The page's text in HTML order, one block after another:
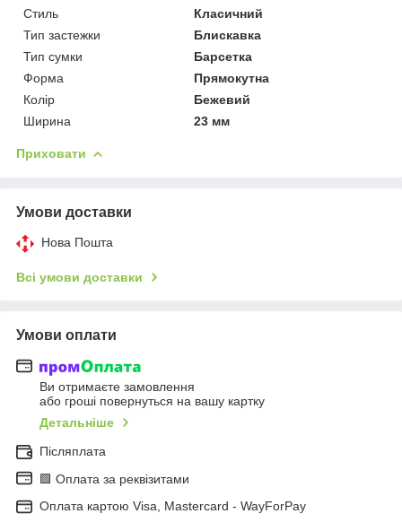
Стиль
Класичний
Тип застежки
Блискавка
Тип сумки
Барсетка
Форма
Прямокутна
Колір
Бежевий
Ширина
23 мм
Приховати
Умови доставки
Нова Пошта
Всі умови доставки
Умови оплати
Ви отримаєте замовлення
або гроші повернуться на вашу картку
Детальніше
Післяплата
🟩 Оплата за реквізитами
Оплата картою Visa, Mastercard - WayForPay